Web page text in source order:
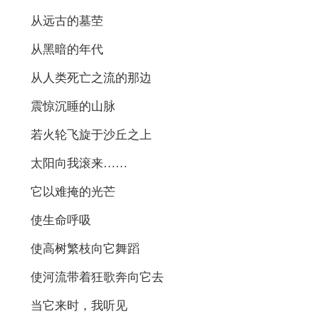
从远古的墓茔
从黑暗的年代
从人类死亡之流的那边
震惊沉睡的山脉
若火轮飞旋于沙丘之上
太阳向我滚来……
它以难掩的光芒
使生命呼吸
使高树繁枝向它舞蹈
使河流带着狂歌奔向它去
当它来时，我听见